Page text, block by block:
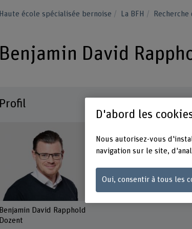
Haute école spécialisée bernoise La BFH
Benjamin David
Profil
Benjamin David Rapphold
Dozent
+41
D'abord les
Nous autorisez-vous
navigation sur le site,
Oui, consentir à tous les